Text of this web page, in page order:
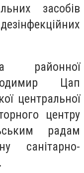
засобів
районної
Цап
центральної
центру
радам
санітарно-